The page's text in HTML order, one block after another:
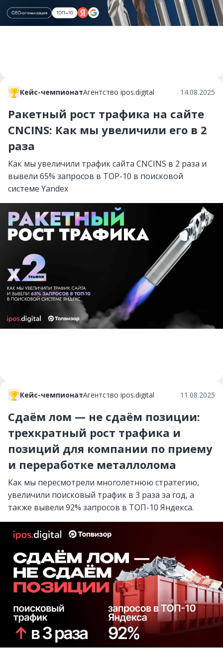
Кейс-чемпионатАгентство ipos.digital 14.08.2025
Ракетный рост трафика на сайте
CNCINS: Как мы увеличили его в 2
раза
Как мы увеличили трафик сайта CNCINS в 2 раза и
вывели 65% запросов в TOP-10 в поисковой
системе Yandex
Кейс-чемпионатАгентство ipos.digital 11.08.2025
Сдаём лом — не сдаём позиции:
трехкратный рост трафика и
позиций для компании по приему
и переработке металлолома
Как мы пересмотрели многолетнюю стратегию,
увеличили поисковый трафик в 3 раза за год, а
также вывели 92% запросов в ТОП-10 Яндекса.